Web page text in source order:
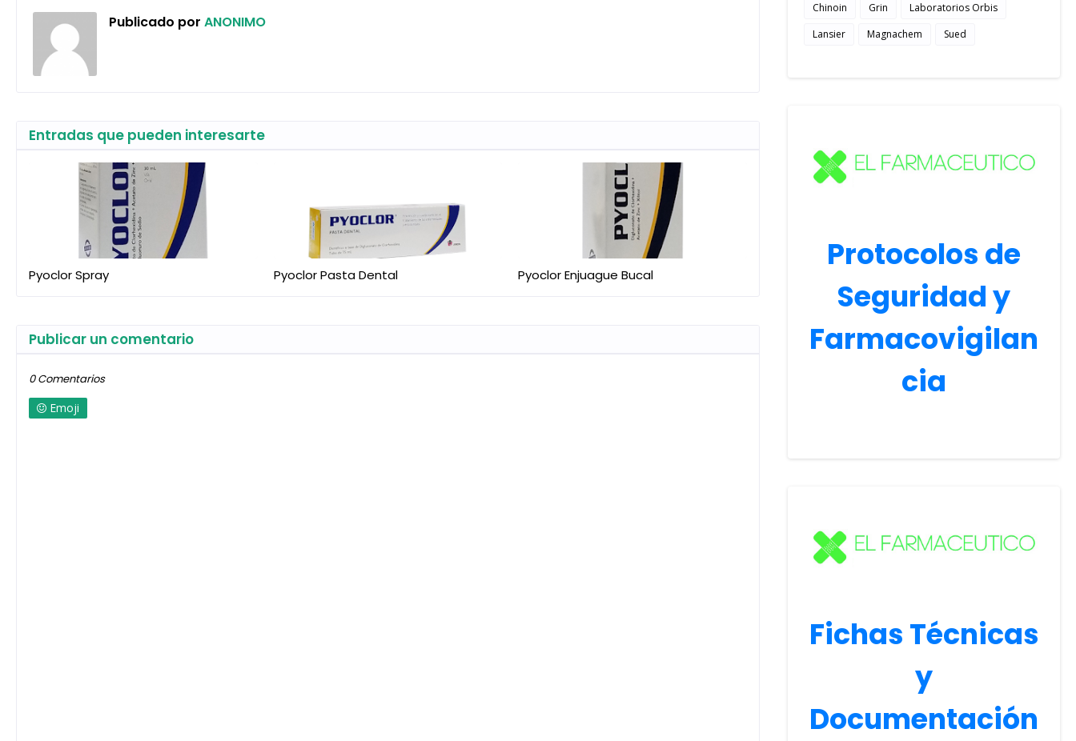
Publicado por ANONIMO
Entradas que pueden interesarte
Pyoclor Spray Pyoclor Pasta Dental Pyoclor Enjuague Bucal
Publicar un comentario
0 Comentarios
Emoji
Chinoin
Grin
Laboratorios Orbis
Lansier
Magnachem Sued
Protocolos de
Seguridad y
Farmacovigilan
cia
Fichas Técnicas
y
Documentación